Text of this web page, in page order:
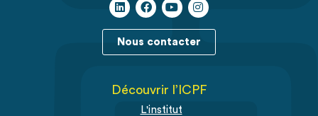
Nous contacter
Découvrir l’ICPF
L'institut